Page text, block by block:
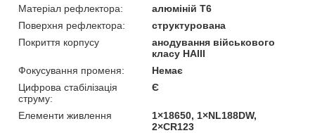
Матеріал рефлектора:
алюміній T6
Поверхня рефлектора:
структурована
Покриття корпусу
анодування військового
класу HAIII
Фокусування променя:
Немає
Цифрова стабілізація
струму:
Є
Елементи живлення
1×18650, 1×NL188DW,
2×CR123